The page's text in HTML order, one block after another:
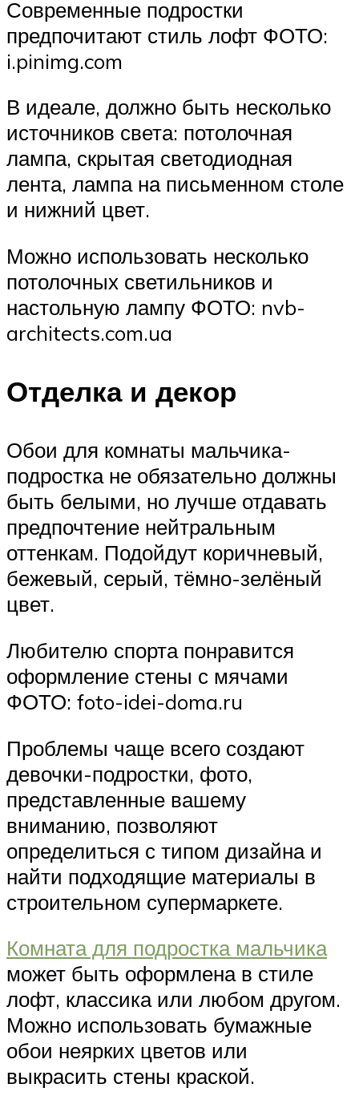
Современные подростки
предпочитают стиль лофт ФОТО:
i.pinimg.com
В идеале, должно быть несколько
источников света: потолочная
лампа, скрытая светодиодная
лента, лампа на письменном столе
и нижний цвет.
Можно использовать несколько
потолочных светильников и
настольную лампу ФОТО: nvb-
architects.com.ua
Отделка и декор
Обои для комнаты мальчика-
подростка не обязательно должны
быть белыми, но лучше отдавать
предпочтение нейтральным
оттенкам. Подойдут коричневый,
бежевый, серый, тёмно-зелёный
цвет.
Любителю спорта понравится
оформление стены с мячами
ФОТО: foto-idei-doma.ru
Проблемы чаще всего создают
девочки-подростки, фото,
представленные вашему
вниманию, позволяют
определиться с типом дизайна и
найти подходящие материалы в
строительном супермаркете.
Комната для подростка мальчика
может быть оформлена в стиле
лофт, классика или любом другом.
Можно использовать бумажные
обои неярких цветов или
выкрасить стены краской.